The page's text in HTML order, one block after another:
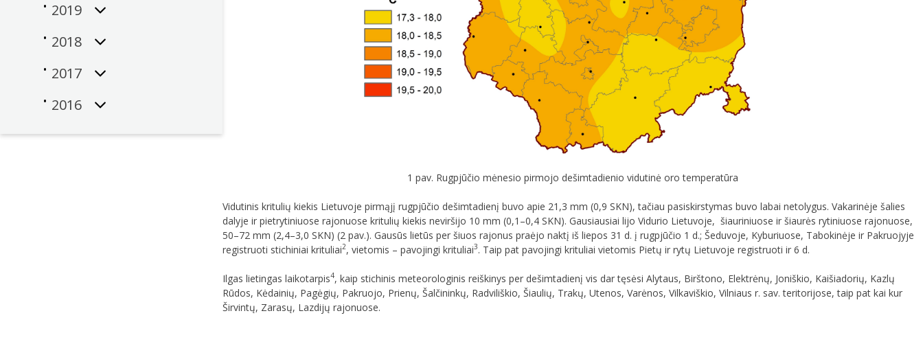
2019
2018
2017
2016
1 pav. Rugpjūčio mėnesio pirmojo dešimtadienio vidutinė oro temperatūra
Vidutinis kritulių kiekis Lietuvoje pirmąjį rugpjūčio dešimtadienį buvo apie 21,3 mm (0,9 SKN), tačiau pasiskirstymas buvo labai netolygus. Vakarinėje šalies
dalyje ir pietrytiniuose rajonuose kritulių kiekis neviršijo 10 mm (0,1–0,4 SKN). Gausiausiai lijo Vidurio Lietuvoje, šiauriniuose ir šiaurės rytiniuose rajonuose,
50–72 mm (2,4–3,0 SKN) (2 pav.). Gausūs lietūs per šiuos rajonus praėjo naktį iš liepos 31 d. į rugpjūčio 1 d.; Šeduvoje, Kyburiuose, Tabokinėje ir Pakruojyje
registruoti stichiniai krituliai2, vietomis – pavojingi krituliai3. Taip pat pavojingi krituliai vietomis Pietų ir rytų Lietuvoje registruoti ir 6 d.
Ilgas lietingas laikotarpis4, kaip stichinis meteorologinis reiškinys per dešimtadienį vis dar tęsėsi Alytaus, Birštono, Elektrėnų, Joniškio, Kaišiadorių, Kazlų
Rūdos, Kėdainių, Pagėgių, Pakruojo, Prienų, Šalčininkų, Radviliškio, Šiaulių, Trakų, Utenos, Varėnos, Vilkaviškio, Vilniaus r. sav. teritorijose, taip pat kai kur
Širvintų, Zarasų, Lazdijų rajonuose.